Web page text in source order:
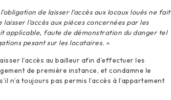
l’obligation de laisser l’accès aux locaux loués ne fait
laisser l’accès aux pièces concernées par les
applicable, faute de démonstration du danger tel
pesant sur les locataires. »
l’accès au bailleur afin d’effectuer les
de première instance, et condamne le
n’a toujours pas permis l’accès à l’appartement